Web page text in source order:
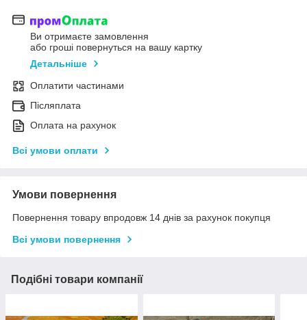
Ви отримаєте замовлення
або гроші повернуться на вашу картку
Детальніше
Оплатити частинами
Післяплата
Оплата на рахунок
Всі умови оплати
Умови повернення
Повернення товару впродовж 14 днів за рахунок покупця
Всі умови повернення
Подібні товари компанії